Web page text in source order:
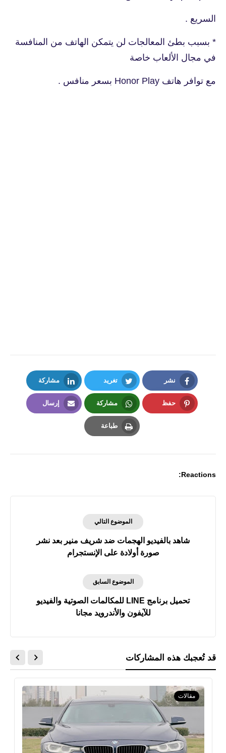
السريع .
* بسبب بطئ المعالجات لن يتمكن الهاتف من المنافسة
في مجال الألعاب خاصة
مع توافر هاتف Honor Play بسعر منافس .
نشر
Facebook
تغريد
Twitter
مشاركة
LinkedIn
حفظ مشاركة
Whatsapp
إرسال
طباعة
Reactions:
الموضوع التالي
شاهد بالفيديو الهجمات ضد شريف منير بعد نشر
صورة أولادة على الإنستجرام
الموضوع السابق
تحميل برنامج LINE للمكالمات الصوتية والفيديو
للآيفون والأندرويد مجانا
قد تُعجبك هذه المشاركات
مقالات